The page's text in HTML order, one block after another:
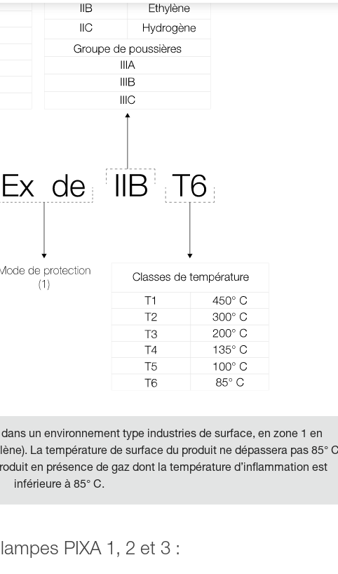
un environnement type industries de surface, en zone 1 en
La température de surface du produit ne dépassera pas 85°
en présence de gaz dont la température d’inflammation est
inférieure à 85° C.
PIXA 1, 2 et 3 :